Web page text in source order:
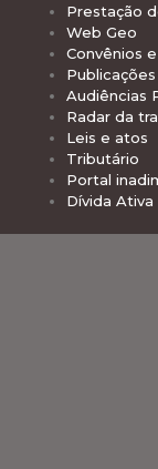
Prestação
Web Geo
Convênios
Audiências
Radar da
Leis e atos
Tributário
Portal
Dívida Ativa